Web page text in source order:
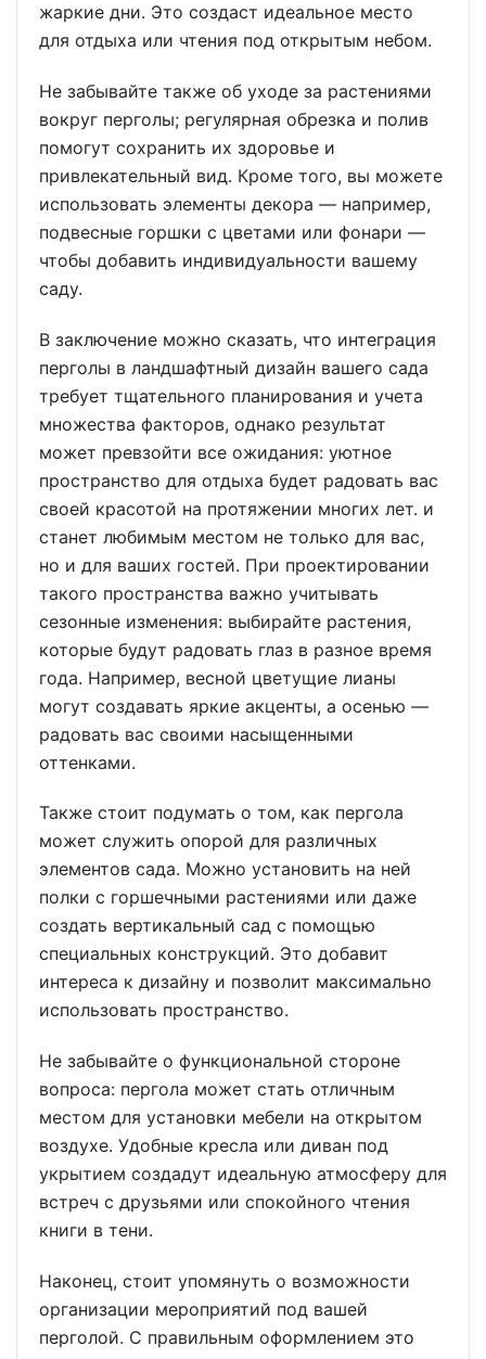
жаркие дни. Это создаст идеальное место
для отдыха или чтения под открытым небом.
Не забывайте также об уходе за растениями
вокруг перголы; регулярная обрезка и полив
помогут сохранить их здоровье и
привлекательный вид. Кроме того, вы можете
использовать элементы декора — например,
подвесные горшки с цветами или фонари —
чтобы добавить индивидуальности вашему
саду.
В заключение можно сказать, что интеграция
перголы в ландшафтный дизайн вашего сада
требует тщательного планирования и учета
множества факторов, однако результат
может превзойти все ожидания: уютное
пространство для отдыха будет радовать вас
своей красотой на протяжении многих лет. и
станет любимым местом не только для вас,
но и для ваших гостей. При проектировании
такого пространства важно учитывать
сезонные изменения: выбирайте растения,
которые будут радовать глаз в разное время
года. Например, весной цветущие лианы
могут создавать яркие акценты, а осенью —
радовать вас своими насыщенными
оттенками.
Также стоит подумать о том, как пергола
может служить опорой для различных
элементов сада. Можно установить на ней
полки с горшечными растениями или даже
создать вертикальный сад с помощью
специальных конструкций. Это добавит
интереса к дизайну и позволит максимально
использовать пространство.
Не забывайте о функциональной стороне
вопроса: пергола может стать отличным
местом для установки мебели на открытом
воздухе. Удобные кресла или диван под
укрытием создадут идеальную атмосферу для
встреч с друзьями или спокойного чтения
книги в тени.
Наконец, стоит упомянуть о возможности
организации мероприятий под вашей
перголой. С правильным оформлением это